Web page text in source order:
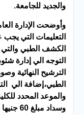
والجديد للجامعة.
وأوضحت الإدارة
التعليمات التي
الكشف الطبي
التوجه الي إدارة
الترشيح النهائية
الطبي،إضافة الي
والموعد المحدد
وسداد